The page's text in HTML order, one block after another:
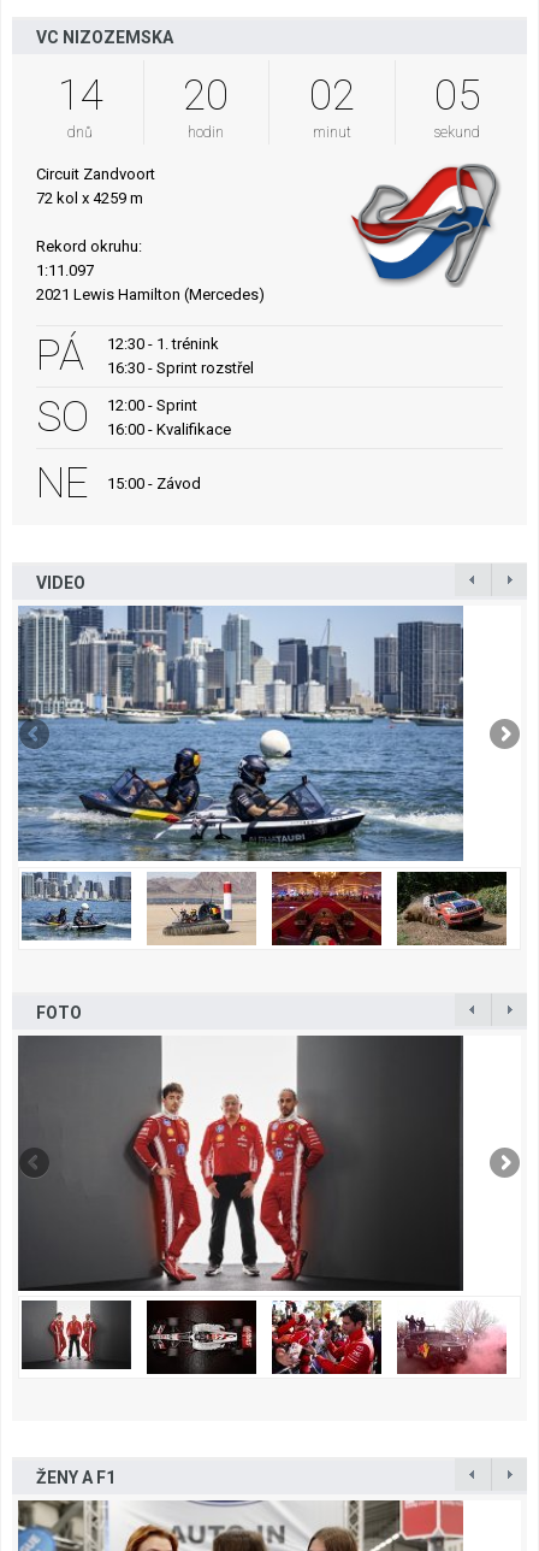
VC NIZOZEMSKA
14
dnů
20
hodin
02
minut
04
sekund
Circuit Zandvoort
72 kol x 4259 m
Rekord okruhu:
1:11.097
2021 Lewis Hamilton (Mercedes)
PÁ
12:30 - 1. trénink
16:30 - Sprint rozstřel
SO
12:00 - Sprint
16:00 - Kvalifikace
NE 15:00 - Závod
VIDEO
FOTO
ŽENY A F1